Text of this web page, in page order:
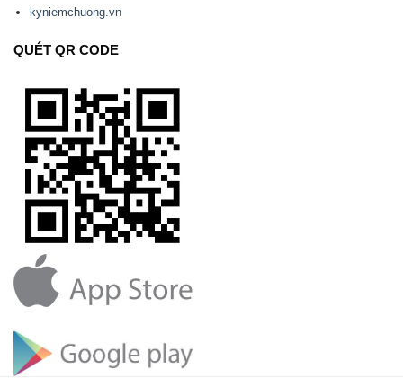
kyniemchuong.vn
QUÉT QR CODE